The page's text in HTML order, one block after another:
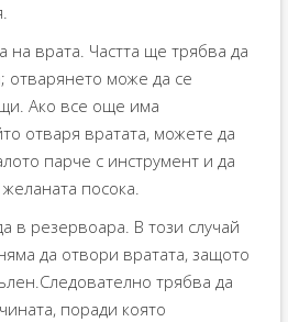
на врата. Частта ще трябва да
отварянето може да се
Ако все още има
отваря вратата, можете да
парче с инструмент и да
посока.
в резервоара. В този случай
да отвори вратата, защото
трябва да
поради която